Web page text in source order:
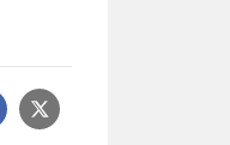
Sosyal